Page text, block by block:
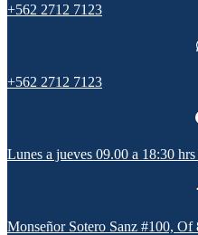
+562 2712 7123
+562 2712 7123
Lunes a jueves 09.00 a 18:30
Monseñor Sotero Sanz #100, Of